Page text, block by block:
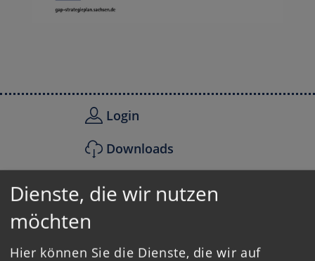
Login
Downloads
Ausschreibungen
Datenschutz
Dienste, die wir nutzen
möchten
Hier können Sie die Dienste, die wir auf